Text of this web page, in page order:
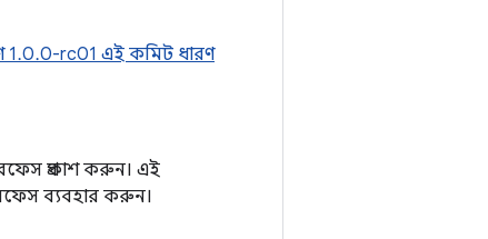
1.0.0-rc01 এই কমিট ধারণ
প্রকাশ করুন। এই
ব্যবহার করুন।